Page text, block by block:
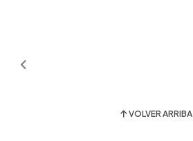
VOLVER ARRIBA